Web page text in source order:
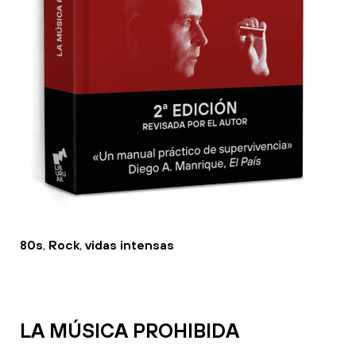
80s, Rock, vidas intensas
LA MÚSICA PROHIBIDA